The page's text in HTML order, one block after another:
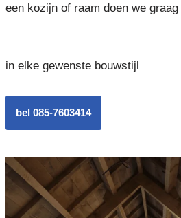
een kozijn of raam doen we graag
in elke gewenste bouwstijl
bel 085-7603414